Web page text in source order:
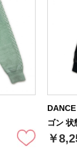
ゴン 状
￥